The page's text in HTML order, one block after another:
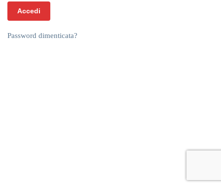
Accedi
Password dimenticata?